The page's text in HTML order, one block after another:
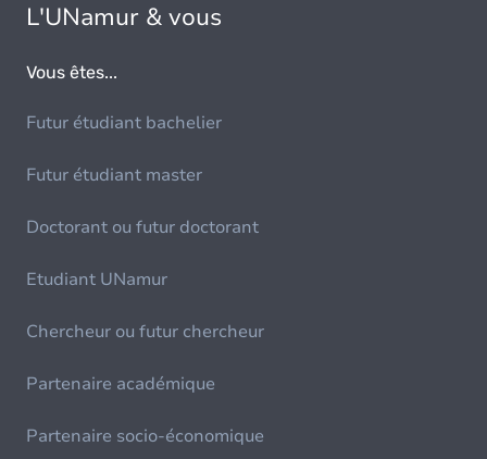
L'UNamur & vous
Vous êtes...
Futur étudiant bachelier
Futur étudiant master
Doctorant ou futur doctorant
Etudiant UNamur
Chercheur ou futur chercheur
Partenaire académique
Partenaire socio-économique